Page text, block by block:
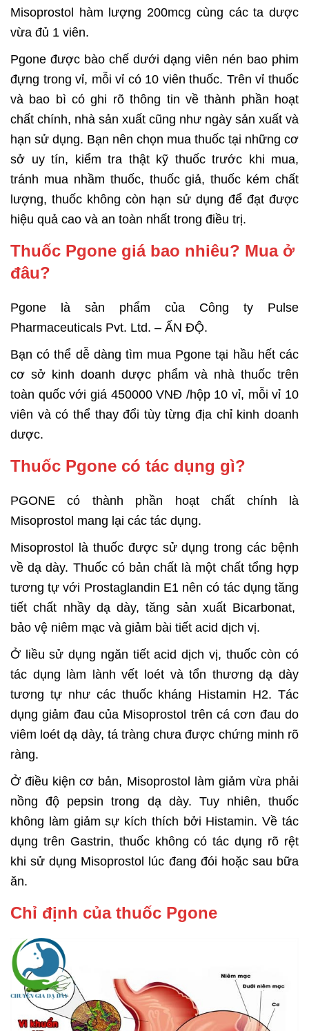
Misoprostol hàm lượng 200mcg cùng các ta dược
vừa đủ 1 viên.
Pgone được bào chế dưới dạng viên nén bao phim
đựng trong vỉ, mỗi vỉ có 10 viên thuốc. Trên vỉ thuốc
và bao bì có ghi rõ thông tin về thành phần hoạt
chất chính, nhà sản xuất cũng như ngày sản xuất và
hạn sử dụng. Bạn nên chọn mua thuốc tại những cơ
sở uy tín, kiểm tra thật kỹ thuốc trước khi mua,
tránh mua nhầm thuốc, thuốc giả, thuốc kém chất
lượng, thuốc không còn hạn sử dụng để đạt được
hiệu quả cao và an toàn nhất trong điều trị.
Thuốc Pgone giá bao nhiêu? Mua ở
đâu?
Pgone là sản phẩm của Công ty Pulse
Pharmaceuticals Pvt. Ltd. – ẤN ĐỘ.
Bạn có thể dễ dàng tìm mua Pgone tại hầu hết các
cơ sở kinh doanh dược phẩm và nhà thuốc trên
toàn quốc với giá 450000 VNĐ /hộp 10 vỉ, mỗi vỉ 10
viên và có thể thay đổi tùy từng địa chỉ kinh doanh
dược.
Thuốc Pgone có tác dụng gì?
PGONE có thành phần hoạt chất chính là
Misoprostol mang lại các tác dụng.
Misoprostol là thuốc được sử dụng trong các bệnh
về dạ dày. Thuốc có bản chất là một chất tổng hợp
tương tự với Prostaglandin E1 nên có tác dụng tăng
tiết chất nhầy dạ dày, tăng sản xuất Bicarbonat,
bảo vệ niêm mạc và giảm bài tiết acid dịch vị.
Ở liều sử dụng ngăn tiết acid dịch vị, thuốc còn có
tác dụng làm lành vết loét và tổn thương dạ dày
tương tự như các thuốc kháng Histamin H2. Tác
dụng giảm đau của Misoprostol trên cá cơn đau do
viêm loét dạ dày, tá tràng chưa được chứng minh rõ
ràng.
Ở điều kiện cơ bản, Misoprostol làm giảm vừa phải
nồng độ pepsin trong dạ dày. Tuy nhiên, thuốc
không làm giảm sự kích thích bởi Histamin. Về tác
dụng trên Gastrin, thuốc không có tác dụng rõ rệt
khi sử dụng Misoprostol lúc đang đói hoặc sau bữa
ăn.
Chỉ định của thuốc Pgone